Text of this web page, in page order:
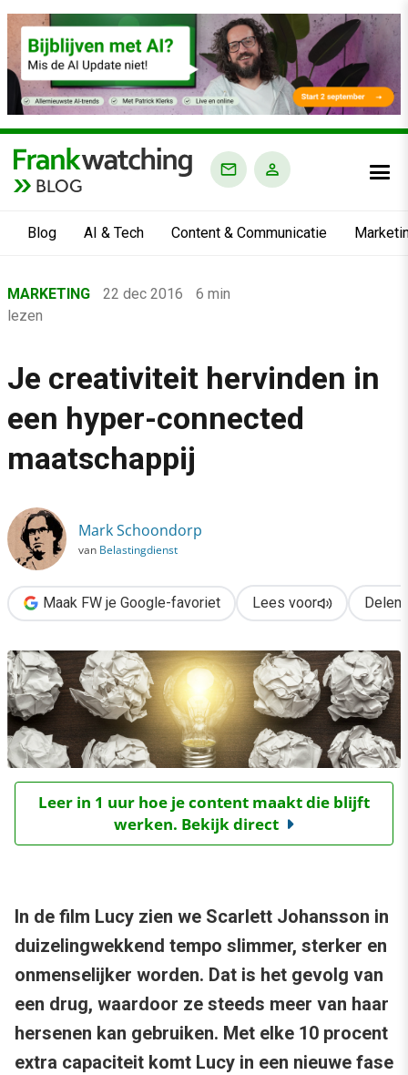
BLOG
Blog AI & Tech Content & Communicatie
›
Marketing
›
Je creativiteit hervinden in een hyper-connected maatschappij
MARKETING 22 dec 2016
6 min
lezen
Je creativiteit hervinden in
een hyper-connected
maatschappij
Mark Schoondorp
van Belastingdienst
Maak FW je Google-favoriet Lees voor Delen
Leer in 1 uur hoe je content maakt die blijft
werken. Bekijk direct
In de film Lucy zien we Scarlett Johansson in
duizelingwekkend tempo slimmer, sterker en
onmenselijker worden. Dat is het gevolg van
een drug, waardoor ze steeds meer van haar
hersenen kan gebruiken. Met elke 10 procent
extra capaciteit komt Lucy in een nieuwe fase